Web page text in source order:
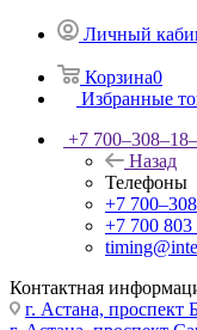
Личный
Корзина0
Избранные
+7
Назад
Телефоны
+7
+7 700 803
Контактная
г. Астана,